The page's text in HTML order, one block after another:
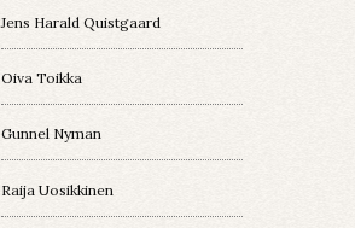
Jens Harald Quistgaard
Oiva Toikka
Gunnel Nyman
Raija Uosikkinen